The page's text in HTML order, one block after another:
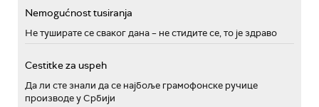
Nemogućnost tusiranja
Не туширате се сваког дана – не стидите се, то је здраво
Cestitke za uspeh
Да ли сте знали да се најбоље грамофонске ручице
производе у Србији